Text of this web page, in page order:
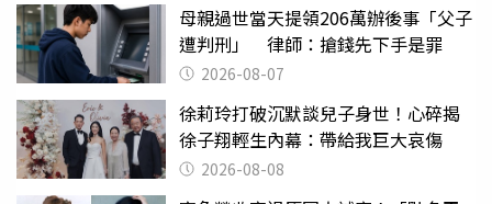
母親過世當天提領206萬辦後事「父子
遭判刑」 律師：搶錢先下手是罪
2026-08-07
徐莉玲打破沉默談兒子身世！心碎揭
徐子翔輕生內幕：帶給我巨大哀傷
2026-08-08